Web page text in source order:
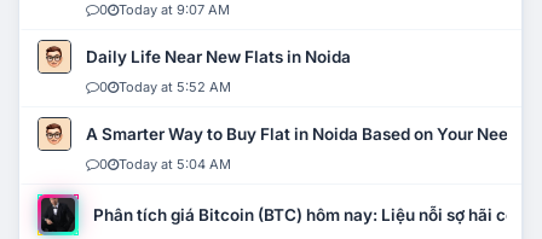
0 Today at 9:07 AM
Daily Life Near New Flats in Noida
0 Today at 5:52 AM
A Smarter Way to Buy Flat in Noida Based on Your Needs
0 Today at 5:04 AM
Phân tích giá Bitcoin (BTC) hôm nay: Liệu nỗi sợ hãi có